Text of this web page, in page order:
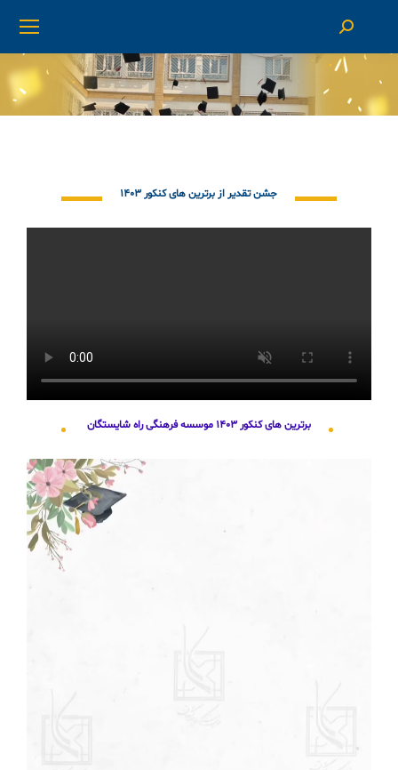
شما اینجا هستید:
جشن تقدیر از برترین های کنکور ۱۴۰۳
برترین های کنکور ۱۴۰۳ موسسه فرهنگی راه شایستگان